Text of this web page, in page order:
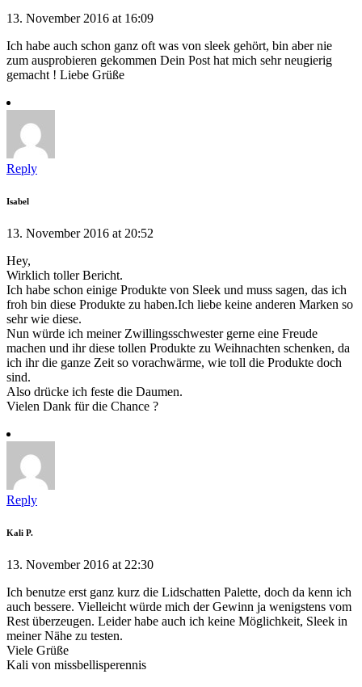
13. November 2016 at 16:09
Ich habe auch schon ganz oft was von sleek gehört, bin aber nie
zum ausprobieren gekommen Dein Post hat mich sehr neugierig
gemacht ! Liebe Grüße
Reply
Isabel
13. November 2016 at 20:52
Hey,
Wirklich toller Bericht.
Ich habe schon einige Produkte von Sleek und muss sagen, das ich
froh bin diese Produkte zu haben.Ich liebe keine anderen Marken so
sehr wie diese.
Nun würde ich meiner Zwillingsschwester gerne eine Freude
machen und ihr diese tollen Produkte zu Weihnachten schenken, da
ich ihr die ganze Zeit so vorachwärme, wie toll die Produkte doch
sind.
Also drücke ich feste die Daumen.
Vielen Dank für die Chance ?
Reply
Kali P.
13. November 2016 at 22:30
Ich benutze erst ganz kurz die Lidschatten Palette, doch da kenn ich
auch bessere. Vielleicht würde mich der Gewinn ja wenigstens vom
Rest überzeugen. Leider habe auch ich keine Möglichkeit, Sleek in
meiner Nähe zu testen.
Viele Grüße
Kali von missbellisperennis